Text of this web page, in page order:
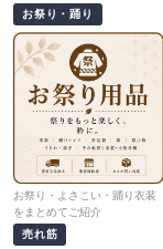
お祭り・踊り
お祭り・よさこい・踊り衣装
をまとめてご紹介
売れ筋